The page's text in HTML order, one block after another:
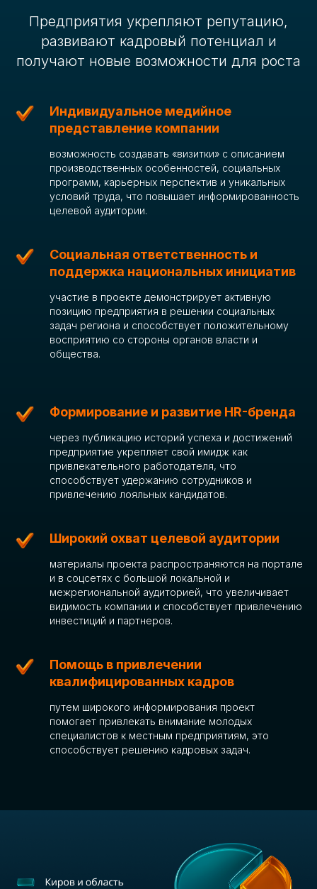
Предприятия укрепляют репутацию,
развивают кадровый потенциал и
получают новые возможности для роста
Индивидуальное медийное
представление компании
возможность создавать «визитки» с описанием
производственных особенностей, социальных
программ, карьерных перспектив и уникальных
условий труда, что повышает информированность
целевой аудитории.
Социальная ответственность и
поддержка национальных инициатив
участие в проекте демонстрирует активную
позицию предприятия в решении социальных
задач региона и способствует положительному
восприятию со стороны органов власти и
общества.
Формирование и развитие HR-бренда
через публикацию историй успеха и достижений
предприятие укрепляет свой имидж как
привлекательного работодателя, что
способствует удержанию сотрудников и
привлечению лояльных кандидатов.
Широкий охват целевой аудитории
материалы проекта распространяются на портале
и в соцсетях с большой локальной и
межрегиональной аудиторией, что увеличивает
видимость компании и способствует привлечению
инвестиций и партнеров.
Помощь в привлечении
квалифицированных кадров
путем широкого информирования проект
помогает привлекать внимание молодых
специалистов к местным предприятиям, это
способствует решению кадровых задач.